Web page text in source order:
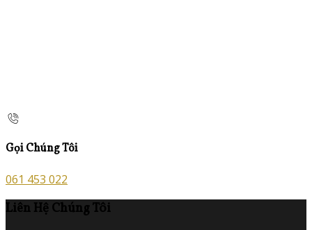
Gọi Chúng Tôi
061 453 022
Liên Hệ Chúng Tôi